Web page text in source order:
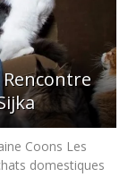
Rencontre
Coons Les
domestiques